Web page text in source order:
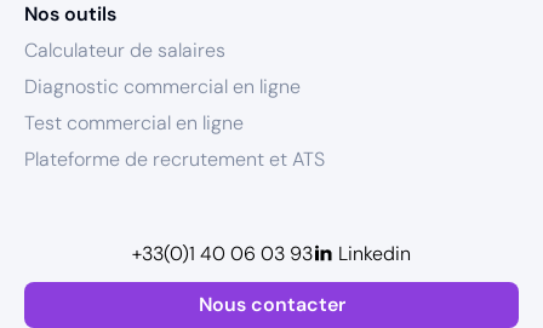
Nos outils
Calculateur de salaires
Diagnostic commercial en ligne
Test commercial en ligne
Plateforme de recrutement et ATS
Nous contacter
+33(0)1 40 06 03 93 Linkedin